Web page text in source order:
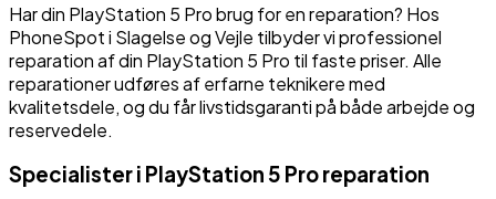
Har din PlayStation 5 Probrug for en reparation? Hos
PhoneSpot i Slagelse og Vejle tilbyder vi professionel
reparation af din PlayStation 5 Pro til faste priser. Alle
reparationer udføres af erfarne teknikere med
kvalitetsdele, og du får livstidsgaranti på både arbejde og
reservedele.
Specialister i PlayStation 5 Proreparation